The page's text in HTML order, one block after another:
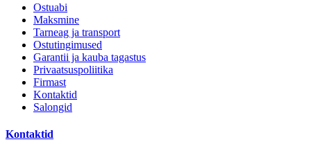
Ostuabi
Maksmine
Tarneag ja transport
Ostutingimused
Garantii ja kauba tagastus
Privaatsuspoliitika
Firmast
Kontaktid
Salongid
Kontaktid